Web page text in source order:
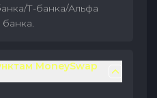
Т-банка/Альфа
MoneySwap